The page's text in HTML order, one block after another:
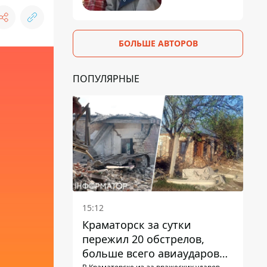
БОЛЬШЕ АВТОРОВ
ПОПУЛЯРНЫЕ
15:12
Краматорск за сутки
пережил 20 обстрелов,
больше всего авиаударов